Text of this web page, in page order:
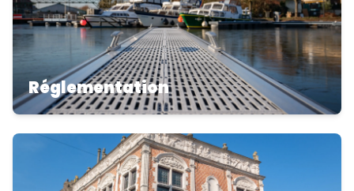
Réglementation